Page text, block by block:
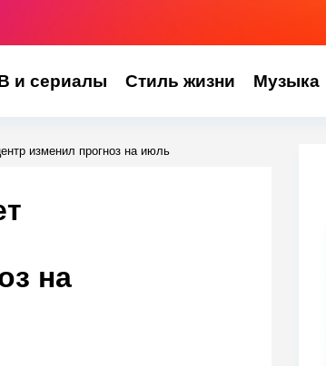
и сериалы Стиль жизни Музыка
изменил прогноз на июль
на